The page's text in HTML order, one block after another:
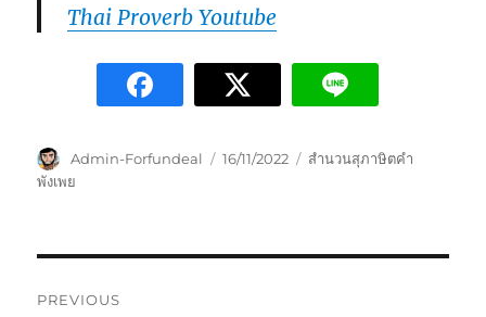
Thai Proverb Youtube
Admin-Forfundeal 16/11/2022
สำนวนสุภาษิตคำ
พังเพย
PREVIOUS